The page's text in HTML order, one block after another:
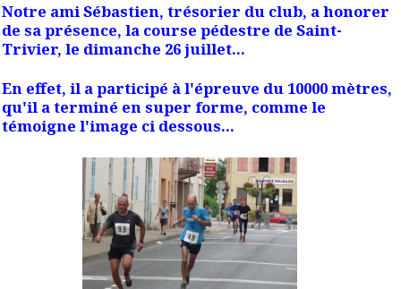
Notre ami Sébastien, trésorier du club, a honorer
de sa présence, la course pédestre de Saint-
Trivier, le dimanche 26 juillet...
En effet, il a participé à l'épreuve du 10000 mètres,
qu'il a terminé en super forme, comme le
témoigne l'image ci dessous...